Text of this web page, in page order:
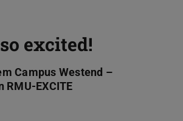
excited!
Campus Westend –
RMU-EXCITE